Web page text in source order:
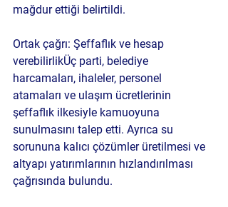
mağdur ettiği belirtildi.
Ortak çağrı: Şeffaflık ve hesap
verebilirlikÜç parti, belediye
harcamaları, ihaleler, personel
atamaları ve ulaşım ücretlerinin
şeffaflık ilkesiyle kamuoyuna
sunulmasını talep etti. Ayrıca su
sorununa kalıcı çözümler üretilmesi ve
altyapı yatırımlarının hızlandırılması
çağrısında bulundu.